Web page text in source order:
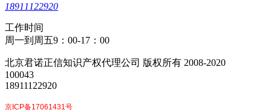
18911122920
工作时间
周一到周五9：00-17：00
北京君诺正信知识产权代理公司 版权所有 2008-2020
100043
18911122920
京ICP备17061431号